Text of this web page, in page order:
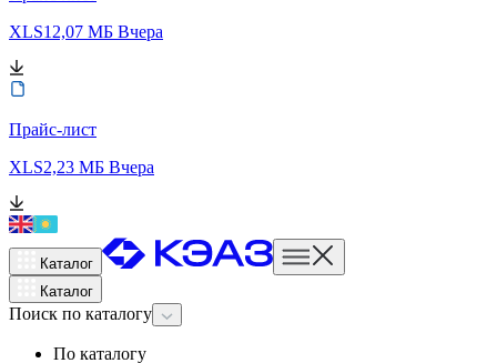
XLS12,07 МБ Вчера
Прайс-лист
XLS2,23 МБ Вчера
Каталог
Каталог
Поиск по каталогу
По каталогу